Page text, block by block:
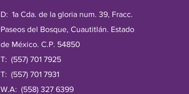
D: 1a Cda. de la gloria num. 39, Fracc.
Paseos del Bosque, Cuautitlán. Estado
de México. C.P. 54850
T: (557) 701 7925
T: (557) 701 7931
W.A: (558) 327 6399